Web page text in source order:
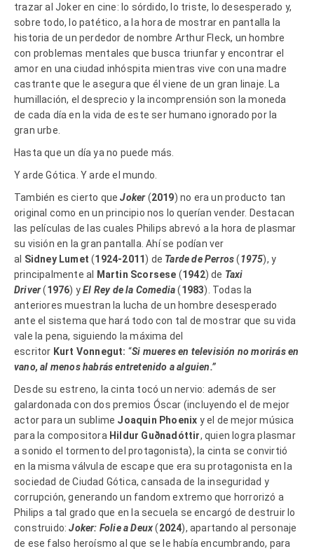
trazar al Joker en cine: lo sórdido, lo triste, lo desesperado y,
sobre todo, lo patético, a la hora de mostrar en pantalla la
historia de un perdedor de nombre Arthur Fleck, un hombre
con problemas mentales que busca triunfar y encontrar el
amor en una ciudad inhóspita mientras vive con una madre
castrante que le asegura que él viene de un gran linaje. La
humillación, el desprecio y la incomprensión son la moneda
de cada día en la vida de este ser humano ignorado por la
gran urbe.
Hasta que un día ya no puede más.
Y arde Gótica. Y arde el mundo.
También es cierto queJoker(2019) no era un producto tan
original como en un principio nos lo querían vender. Destacan
las películas de las cuales Philips abrevó a la hora de plasmar
su visión en la gran pantalla. Ahí se podían ver
al Sidney Lumet (1924-2011) de Tarde de Perros(1975), y
principalmente al Martin Scorsese (1942) de Taxi
Driver(1976) yEl Rey de la Comedia(1983). Todas la
anteriores muestran la lucha de un hombre desesperado
ante el sistema que hará todo con tal de mostrar que su vida
vale la pena, siguiendo la máxima del
escritor Kurt Vonnegut: “Si mueres en televisión no morirás en
vano, al menos habrás entretenido a alguien.”
Desde su estreno, la cinta tocó un nervio: además de ser
galardonada con dos premios Óscar (incluyendo el de mejor
actor para un sublime Joaquin Phoenix y el de mejor música
para la compositora Hildur Guðnadóttir, quien logra plasmar
a sonido el tormento del protagonista), la cinta se convirtió
en la misma válvula de escape que era su protagonista en la
sociedad de Ciudad Gótica, cansada de la inseguridad y
corrupción, generando un fandom extremo que horrorizó a
Philips a tal grado que en la secuela se encargó de destruir lo
construido:Joker: Folie a Deux(2024), apartando al personaje
de ese falso heroísmo al que se le había encumbrando, para